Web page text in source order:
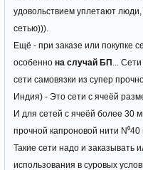
удовольствием уплетают
сетью))).
Ещё - при заказе или покупке
особенно на случай БП ...
сети самовязки из супер
Индия) - Это сети с ячеёй
И для сетей с ячеёй более 30
прочной капроновой нити N⁰40
Такие сети надо и заказывать
использования в суровых